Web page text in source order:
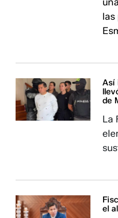
las
Así
de
La
el